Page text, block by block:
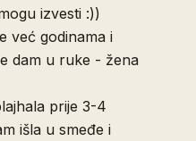
izvesti :))
već godinama i
dam u ruke - žena
prije 3-4
išla u smeđe i